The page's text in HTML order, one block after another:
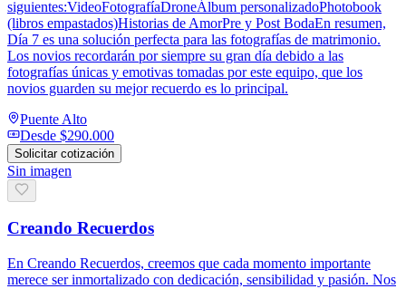
siguientes:VideoFotografíaDroneÁlbum personalizadoPhotobook
(libros empastados)Historias de AmorPre y Post BodaEn resumen,
Día 7 es una solución perfecta para las fotografías de matrimonio.
Los novios recordarán por siempre su gran día debido a las
fotografías únicas y emotivas tomadas por este equipo, que los
novios guarden su mejor recuerdo es lo principal.
Puente Alto
Desde $290.000
Solicitar cotización
Sin imagen
Creando Recuerdos
En Creando Recuerdos, creemos que cada momento importante
merece ser inmortalizado con dedicación, sensibilidad y pasión. Nos